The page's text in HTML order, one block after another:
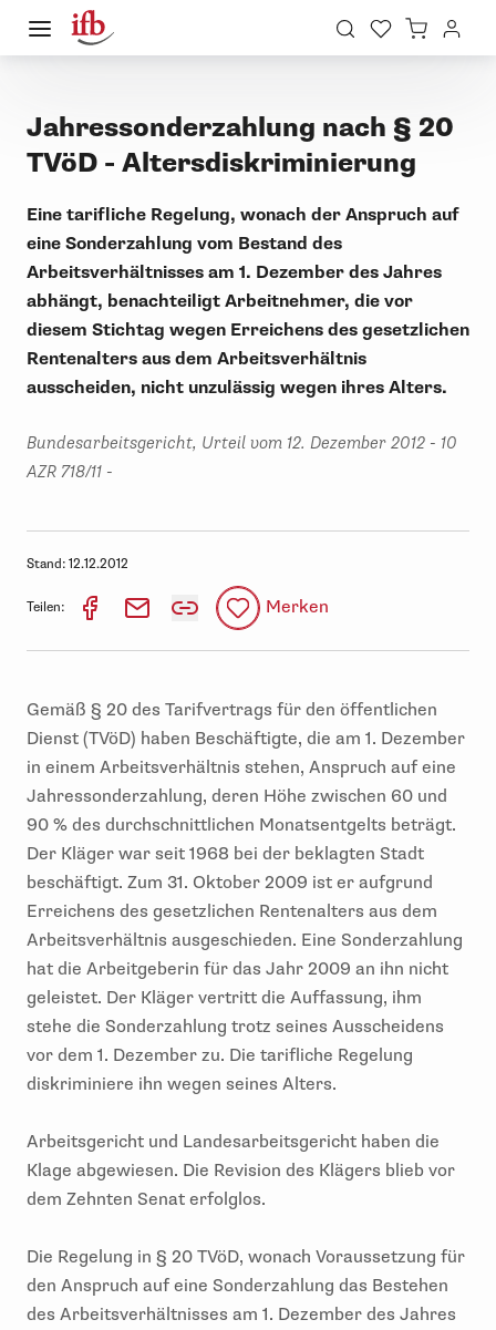
Jahressonderzahlung nach § 20
TVöD - Altersdiskriminierung
Eine tarifliche Regelung, wonach der Anspruch auf
eine Sonderzahlung vom Bestand des
Arbeitsverhältnisses am 1. Dezember des Jahres
abhängt, benachteiligt Arbeitnehmer, die vor
diesem Stichtag wegen Erreichens des gesetzlichen
Rentenalters aus dem Arbeitsverhältnis
ausscheiden, nicht unzulässig wegen ihres Alters.
Bundesarbeitsgericht, Urteil vom 12. Dezember 2012 - 10
AZR 718/11 -
Stand: 12.12.2012
Teilen: Merken
Gemäß § 20 des Tarifvertrags für den öffentlichen
Dienst (TVöD) haben Beschäftigte, die am 1. Dezember
in einem Arbeitsverhältnis stehen, Anspruch auf eine
Jahressonderzahlung, deren Höhe zwischen 60 und
90 % des durchschnittlichen Monatsentgelts beträgt.
Der Kläger war seit 1968 bei der beklagten Stadt
beschäftigt. Zum 31. Oktober 2009 ist er aufgrund
Erreichens des gesetzlichen Rentenalters aus dem
Arbeitsverhältnis ausgeschieden. Eine Sonderzahlung
hat die Arbeitgeberin für das Jahr 2009 an ihn nicht
geleistet. Der Kläger vertritt die Auffassung, ihm
stehe die Sonderzahlung trotz seines Ausscheidens
vor dem 1. Dezember zu. Die tarifliche Regelung
diskriminiere ihn wegen seines Alters.
Arbeitsgericht und Landesarbeitsgericht haben die
Klage abgewiesen. Die Revision des Klägers blieb vor
dem Zehnten Senat erfolglos.
Die Regelung in § 20 TVöD, wonach Voraussetzung für
den Anspruch auf eine Sonderzahlung das Bestehen
des Arbeitsverhältnisses am 1. Dezember des Jahres